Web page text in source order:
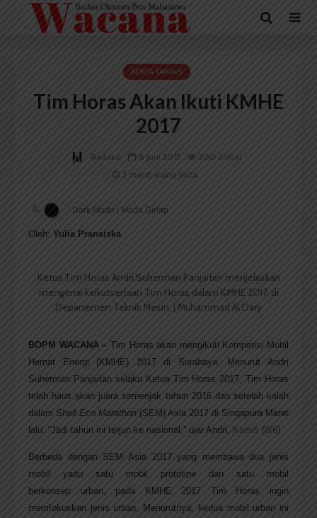
BERITA KAMPUS
Tim Horas Akan Ikuti KMHE
2017
Redaksi 8 Juni 2017
200 dilihat
2 menit waktu baca
Dark Mode | Moda Gelap
Oleh: Yulia Pransiska
Ketua Tim Horas Andri Suherman Panjaitan menjelaskan
mengenai keikutsertaan Tim Horas dalam KMHE 2017, di
Departemen Teknik Mesin. | Muhammad Al Dary
BOPM WACANA – Tim Horas akan mengikuti Kompetisi Mobil
Hemat Energi (KMHE) 2017 di Surabaya. Menurut Andri
Suherman Panjaitan selaku Ketua Tim Horas 2017, Tim Horas
telah haus akan juara semenjak tahun 2016 dan setelah kalah
dalam Shell Eco Marathon (SEM) Asia 2017 di Singapura Maret
lalu. “Jadi tahun ini terjun ke nasional,” ujar Andri, Kamis (8/6).
Berbeda dengan SEM Asia 2017 yang membawa dua jenis
mobil yaitu satu mobil prototipe dan satu mobil
berkonsep urban, pada KMHE 2017 Tim Horas ingin
memfokuskan jenis urban. Menurutnya, kedua mobil urban ini